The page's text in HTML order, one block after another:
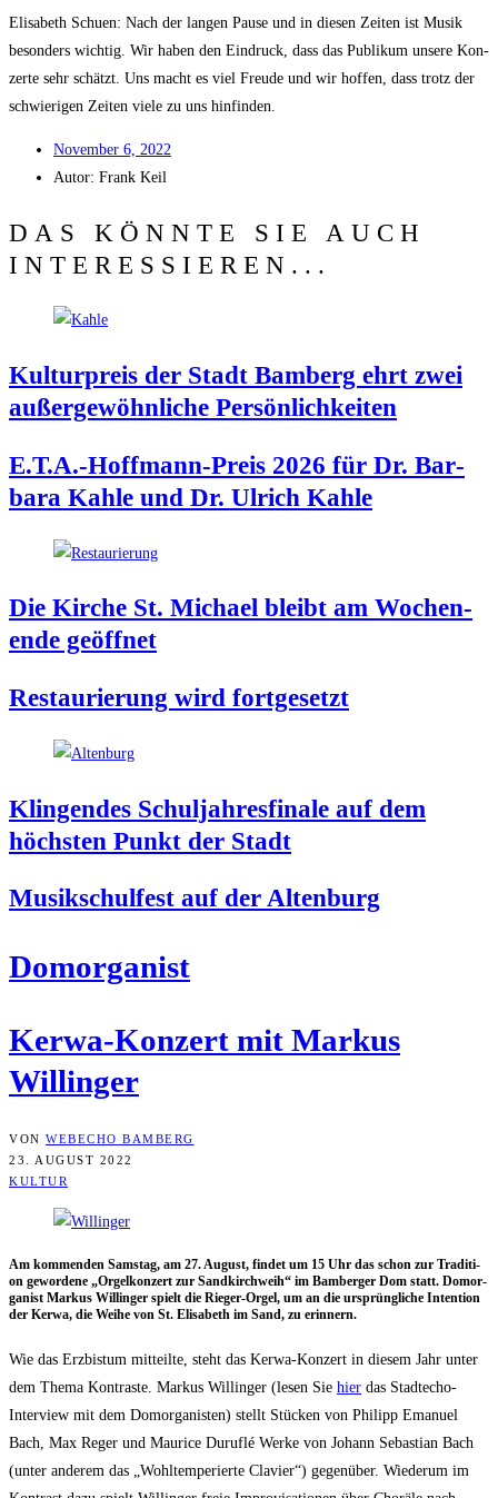
Eli­sa­beth Schuen: Nach der lan­gen Pau­se und in die­sen Zei­ten ist Musik
beson­ders wich­tig. Wir haben den Ein­druck, dass das Publi­kum unse­re Kon­
zer­te sehr schätzt. Uns macht es viel Freu­de und wir hof­fen, dass trotz der
schwie­ri­gen Zei­ten vie­le zu uns hinfinden.
Novem­ber 6, 2022
Autor: Frank Keil
DAS KÖNNTE SIE AUCH
INTERESSIEREN...
Kul­tur­preis der Stadt Bam­berg ehrt zwei
außer­ge­wöhn­li­che Persönlichkeiten
E.T.A.-Hoffmann-Preis 2026 für Dr. Bar­
ba­ra Kah­le und Dr. Ulrich Kahle
Die Kir­che St. Micha­el bleibt am Wochen­
en­de geöffnet
Restau­rie­rung wird fortgesetzt
Klin­gen­des Schul­jah­res­fi­na­le auf dem
höchs­ten Punkt der Stadt
Musik­schul­fest auf der Altenburg
Dom­or­ga­nist
Ker­wa-Kon­zert mit Mar­kus
Willinger
VON WEBECHO BAMBERG
23. AUGUST 2022
KULTUR
Am kom­men­den Sams­tag, am 27. August, fin­det um 15 Uhr das schon zur Tra­di­ti­
on gewor­de­ne „Orgel­kon­zert zur Sand­kirch­weih“ im Bam­ber­ger Dom statt. Dom­or­
ga­nist Mar­kus Wil­lin­ger spielt die Rie­ger-Orgel, um an die ursprüng­li­che Inten­ti­on
der Ker­wa, die Wei­he von St. Eli­sa­beth im Sand, zu erinnern.
Wie das Erz­bis­tum mit­teil­te, steht das Ker­wa-Kon­zert in die­sem Jahr unter
dem The­ma Kon­tras­te. Mar­kus Wil­lin­ger (lesen Sie hier das Stadt­echo-
Inter­view mit dem Dom­or­ga­nis­ten) stellt Stü­cken von Phil­ipp Ema­nu­el
Bach, Max Reger und Mau­rice Duru­flé Wer­ke von Johann Sebas­ti­an Bach
(unter ande­rem das „Wohl­tem­pe­rier­te Cla­vier“) gegen­über. Wie­der­um im